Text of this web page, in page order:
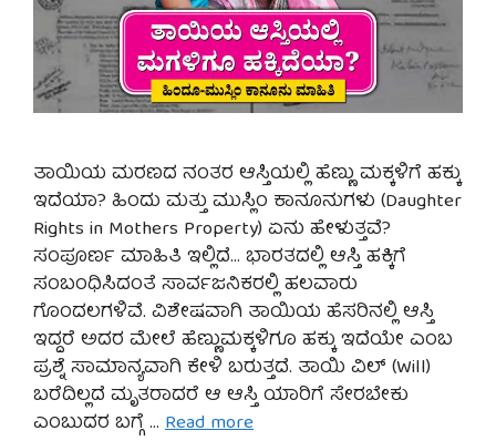
ತಾಯಿಯ ಮರಣದ ನಂತರ ಆಸ್ತಿಯಲ್ಲಿ ಹೆಣ್ಣು ಮಕ್ಕಳಿಗೆ ಹಕ್ಕು
ಇದೆಯಾ? ಹಿಂದು ಮತ್ತು ಮುಸ್ಲಿಂ ಕಾನೂನುಗಳು (Daughter
Rights in Mothers Property) ಏನು ಹೇಳುತ್ತವೆ?
ಸಂಪೂರ್ಣ ಮಾಹಿತಿ ಇಲ್ಲಿದೆ… ಭಾರತದಲ್ಲಿ ಆಸ್ತಿ ಹಕ್ಕಿಗೆ
ಸಂಬಂಧಿಸಿದಂತೆ ಸಾರ್ವಜನಿಕರಲ್ಲಿ ಹಲವಾರು
ಗೊಂದಲಗಳಿವೆ. ವಿಶೇಷವಾಗಿ ತಾಯಿಯ ಹೆಸರಿನಲ್ಲಿ ಆಸ್ತಿ
ಇದ್ದರೆ ಅದರ ಮೇಲೆ ಹೆಣ್ಣುಮಕ್ಕಳಿಗೂ ಹಕ್ಕು ಇದೆಯೇ ಎಂಬ
ಪ್ರಶ್ನೆ ಸಾಮಾನ್ಯವಾಗಿ ಕೇಳಿ ಬರುತ್ತದೆ. ತಾಯಿ ವಿಲ್ (Will)
ಬರೆದಿಲ್ಲದೆ ಮೃತರಾದರೆ ಆ ಆಸ್ತಿ ಯಾರಿಗೆ ಸೇರಬೇಕು
ಎಂಬುದರ ಬಗ್ಗೆ … Read more